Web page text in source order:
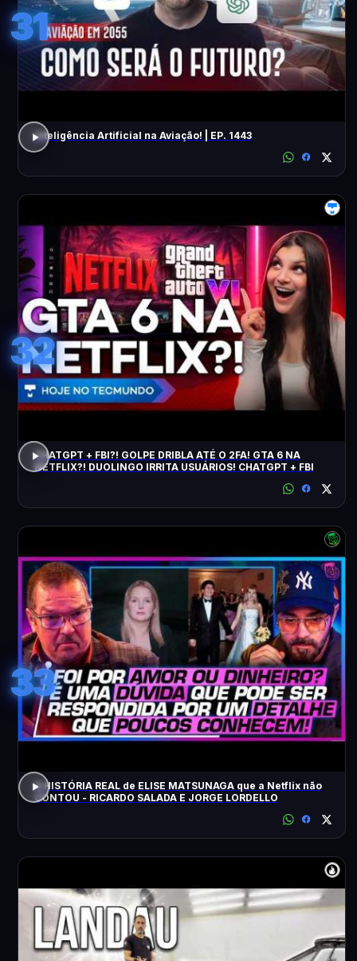
31
Inteligência Artificial na Aviação! | EP. 1443
32
CHATGPT + FBI?! GOLPE DRIBLA ATÉ O 2FA! GTA 6 NA
NETFLIX?! DUOLINGO IRRITA USUÁRIOS! CHATGPT + FBI
33
A HISTÓRIA REAL de ELISE MATSUNAGA que a Netflix não
CONTOU - RICARDO SALADA E JORGE LORDELLO